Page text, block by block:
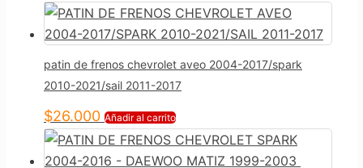
patin de frenos chevrolet aveo 2004-2017/spark
2010-2021/sail 2011-2017
$26.000 Añadir al carrito